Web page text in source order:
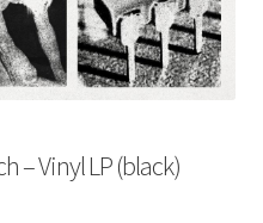
– Vinyl LP (black)